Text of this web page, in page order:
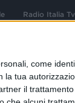
come
la tua
il
Radio Italia Tv
Viale Europa 49,
97, 20144